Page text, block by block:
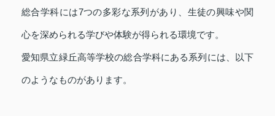
総合学科には7つの多彩な系列があり、生徒の興味や関
心を深められる学びや体験が得られる環境です。
愛知県立緑丘高等学校の総合学科にある系列には、以下
のようなものがあります。